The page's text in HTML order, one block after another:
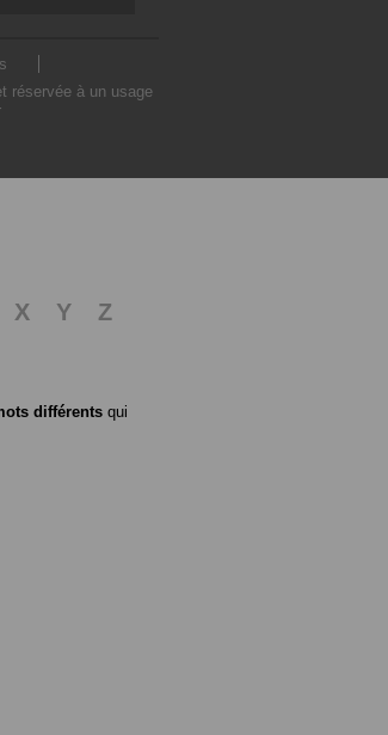
réservée à un usage
X Y
Z
différents qui